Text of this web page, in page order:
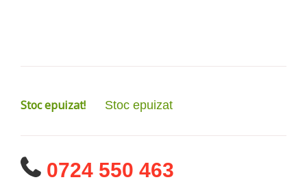
Stoc epuizat! Stoc epuizat
0724 550 463